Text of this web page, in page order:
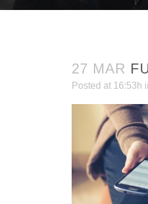
27 MAR
Posted at 16:53h